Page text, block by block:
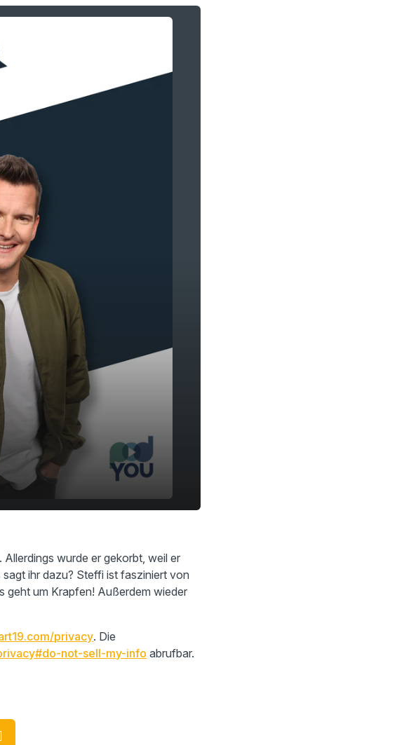
wurde er gekorbt, weil er
ihr dazu? Steffi ist fasziniert von
geht um Krapfen! Außerdem wieder
privacy. Die
not-sell-my-info abrufbar.